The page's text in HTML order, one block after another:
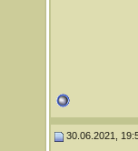
30.06.2021,